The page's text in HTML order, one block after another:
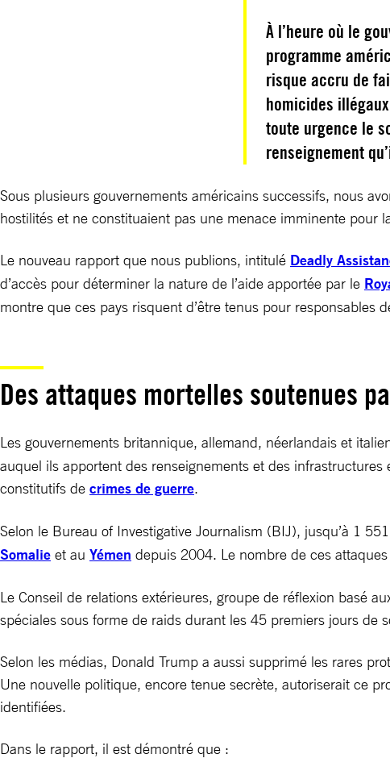
À l’heure où le
programme
risque accru de
homicides
toute urgence le
renseignement
Sous plusieurs gouvernements américains successifs, nous
hostilités et ne constituaient pas une menace imminente pour
Le nouveau rapport que nous publions, intitulé Deadly
d’accès pour déterminer la nature de l’aide apportée par le
montre que ces pays risquent d’être tenus pour responsables
Des attaques mortelles soutenues
Les gouvernements britannique, allemand, néerlandais et
auquel ils apportent des renseignements et des
constitutifs de crimes de guerre.
Selon le Bureau of Investigative Journalism (BIJ), jusqu’à 1
Somalie et au Yémen depuis 2004. Le nombre de ces
Le Conseil de relations extérieures, groupe de réflexion basé
spéciales sous forme de raids durant les 45 premiers jours de
Selon les médias, Donald Trump a aussi supprimé les rares
Une nouvelle politique, encore tenue secrète, autoriserait ce
identifiées.
Dans le rapport, il est démontré que :